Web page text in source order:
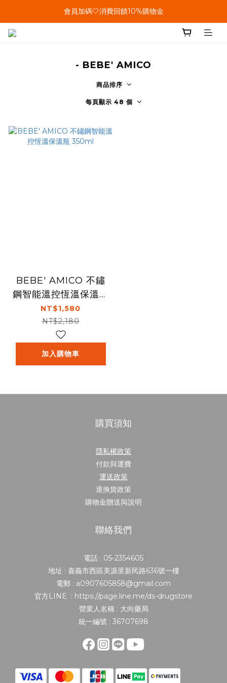
單筆結帳金額滿899🤍超取/郵寄免運費
會員加碼🤍消費回饋10%購物金
- BEBE' AMICO
商品排序
每頁顯示 48 個
BEBE' AMICO 不鏽
鋼智能溫控恆溫保溫瓶
350ml
NT$1,580
NT$2,180
加入購物車
購買須知
隱私權政策
付款與運費
運送政策
退換貨政策
購物金贈送與說明
聯絡我們
電話 : 05-2354605
地址 : 嘉義市西區美源里新民路636號一樓
電郵 : a0907605858@gmail.com
官方LINE : https://page.line.me/ds-drugstore
營業人名稱 : 大向藥局
統一編號 : 36707698